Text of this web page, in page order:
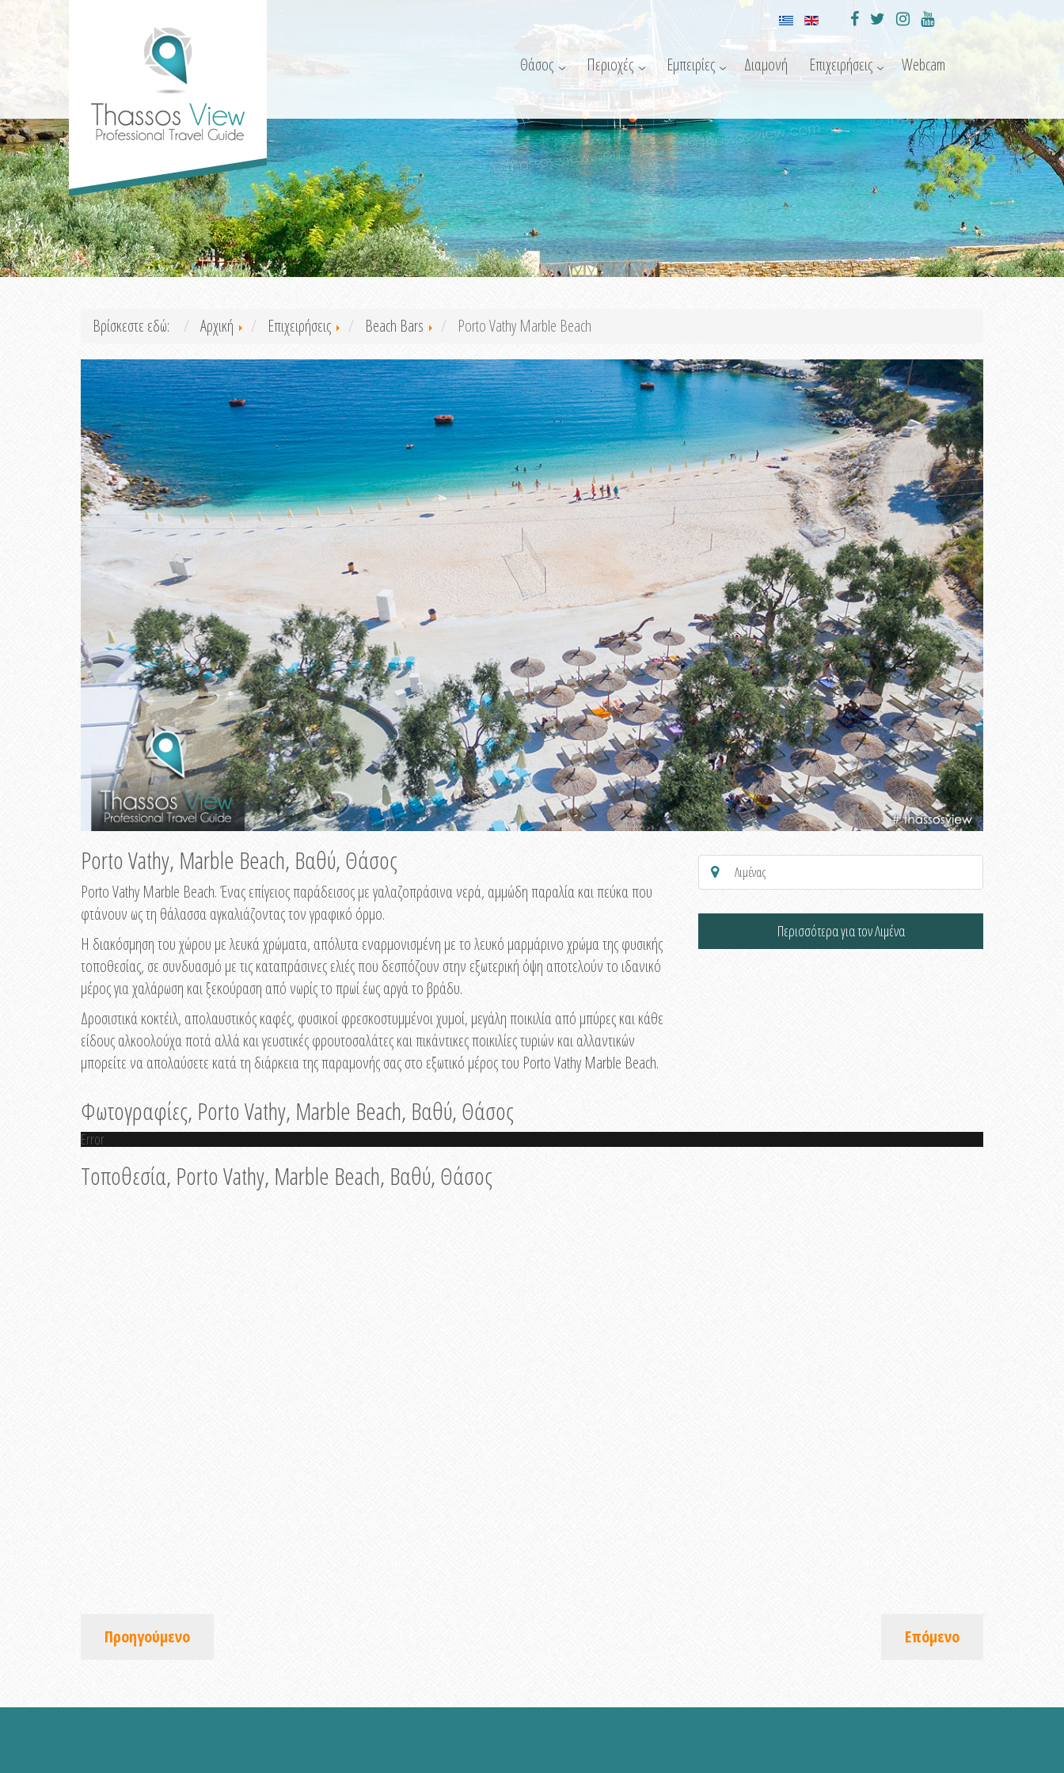
Θάσος Περιοχές Εμπειρίες Διαμονή Επιχειρήσεις Webcam
Βρίσκεστε εδώ: Αρχική Επιχειρήσεις Beach Bars Porto Vathy Marble Beach
Porto Vathy, Marble Beach, Βαθύ, Θάσος
Porto Vathy Marble Beach. Ένας επίγειος παράδεισος με γαλαζοπράσινα νερά, αμμώδη παραλία και πεύκα που
φτάνουν ως τη θάλασσα αγκαλιάζοντας τον γραφικό όρμο.
Η διακόσμηση του χώρου με λευκά χρώματα, απόλυτα εναρμονισμένη με το λευκό μαρμάρινο χρώμα της φυσικής
τοποθεσίας, σε συνδυασμό με τις καταπράσινες ελιές που δεσπόζουν στην εξωτερική όψη αποτελούν το ιδανικό
μέρος για χαλάρωση και ξεκούραση από νωρίς το πρωί έως αργά το βράδυ.
Δροσιστικά κοκτέιλ, απολαυστικός καφές, φυσικοί φρεσκοστυμμένοι χυμοί, μεγάλη ποικιλία από μπύρες και κάθε
είδους αλκοολούχα ποτά αλλά και γευστικές φρουτοσαλάτες και πικάντικες ποικιλίες τυριών και αλλαντικών
μπορείτε να απολαύσετε κατά τη διάρκεια της παραμονής σας στο εξωτικό μέρος του Porto Vathy Marble Beach.
Λιμένας
Περισσότερα για τον Λιμένα
Φωτογραφίες, Porto Vathy, Marble Beach, Βαθύ, Θάσος
Error
Τοποθεσία, Porto Vathy, Marble Beach, Βαθύ, Θάσος
Προηγούμενο Επόμενο